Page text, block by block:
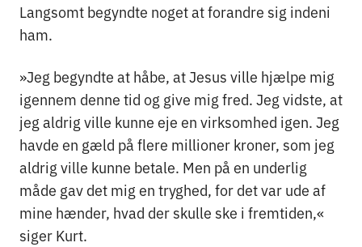
Langsomt begyndte noget at forandre sig indeni
ham.
»Jeg begyndte at håbe, at Jesus ville hjælpe mig
igennem denne tid og give mig fred. Jeg vidste, at
jeg aldrig ville kunne eje en virksomhed igen. Jeg
havde en gæld på flere millioner kroner, som jeg
aldrig ville kunne betale. Men på en underlig
måde gav det mig en tryghed, for det var ude af
mine hænder, hvad der skulle ske i fremtiden,«
siger Kurt.